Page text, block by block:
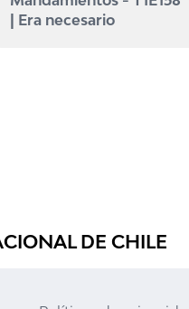
| Era necesario
DE CHILE